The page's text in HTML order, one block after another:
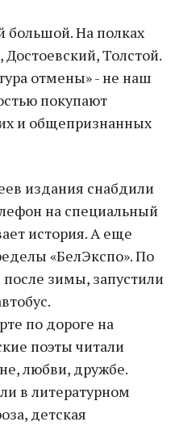
большой. На полках
Толстой.
отмены» - не наш
покупают
и общепризнанных
издания снабдили
на специальный
история. А еще
«БелЭкспо». По
зимы, запустили
по дороге на
поэты читали
любви, дружбе.
в литературном
детская